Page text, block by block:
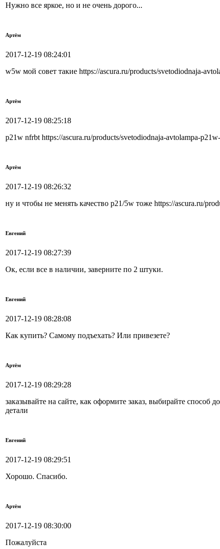
Нужно все яркое, но и не очень дорого...
Артём
2017-12-19 08:24:01
w5w мой совет такие https://ascura.ru/products/svetodiodnaja-
Артём
2017-12-19 08:25:18
p21w nfrbt https://ascura.ru/products/svetodiodnaja-avtolampa-
Артём
2017-12-19 08:26:32
ну и чтобы не менять качество p21/5w тоже https://ascura.ru/
Евгений
2017-12-19 08:27:39
Ок, если все в наличии, заверните по 2 штуки.
Евгений
2017-12-19 08:28:08
Как купить? Самому подъехать? Или привезете?
Артём
2017-12-19 08:29:28
заказывайте на сайте, как оформите заказ, выбирайте способ
детали
Евгений
2017-12-19 08:29:51
Хорошо. Спасибо.
Артём
2017-12-19 08:30:00
Пожалуйста